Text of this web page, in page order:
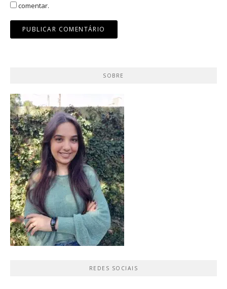
comentar.
SOBRE
REDES SOCIAIS